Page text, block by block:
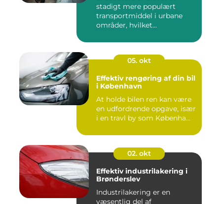
stadigt mere populært
transportmiddel i urbane
områder, hvilket...
05. okt
Effektiv rengøring af din bil
i København
At holde bilen ren kan være
en udfordrende opgave, især
i en travl by som Københa...
02. okt
Effektiv industrilakering i
Brønderslev
Industrilakering er en
væsentlig del af